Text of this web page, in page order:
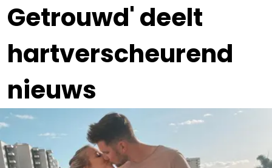
Getrouwd' deelt
hartverscheurend
nieuws